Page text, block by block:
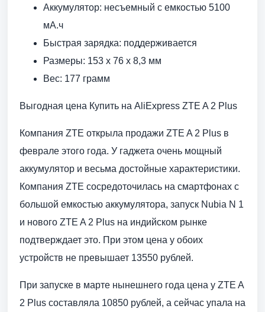
Аккумулятор: несъемный с емкостью 5100
мА.ч
Быстрая зарядка: поддерживается
Размеры: 153 x 76 x 8,3 мм
Вес: 177 грамм
Выгодная цена Купить на AliExpress ZTE A 2 Plus
Компания ZTE открыла продажи ZTE A 2 Plus в
феврале этого года. У гаджета очень мощный
аккумулятор и весьма достойные характеристики.
Компания ZTE сосредоточилась на смартфонах с
большой емкостью аккумулятора, запуск Nubia N 1
и нового ZTE A 2 Plus на индийском рынке
подтверждает это. При этом цена у обоих
устройств не превышает 13550 рублей.
При запуске в марте нынешнего года цена у ZTE A
2 Plus составляла 10850 рублей, а сейчас упала на